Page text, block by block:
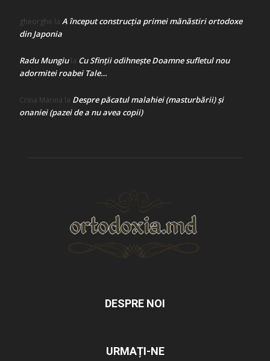
gheorghe la A început construcţia primei mănăstiri ortodoxe
din Japonia
Radu Mungiula Cu Sfinții odihnește Doamne sufletul nou
adormitei roabei Tale…
Crina Marina la Despre păcatul malahiei (masturbării) şi
onaniei (pazei de a nu avea copii)
DESPRE NOI
URMAȚI-NE